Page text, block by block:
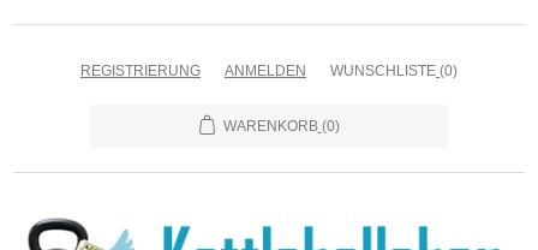
REGISTRIERUNG ANMELDEN WUNSCHLISTE (0)
WARENKORB (0)